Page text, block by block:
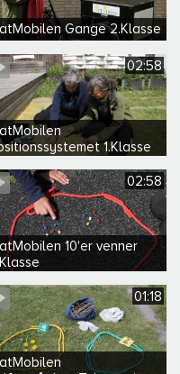
Gange 2.Klasse
02:58
1.Klasse
02:58
10'er venner
01:18